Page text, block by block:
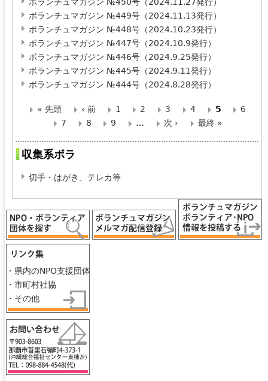
ボランチュマガジン №449号（2024.11.13発行）
ボランチュマガジン №448号（2024.10.23発行）
ボランチュマガジン №447号（2024.10.9発行）
ボランチュマガジン №446号（2024.9.25発行）
ボランチュマガジン №445号（2024.9.11発行）
ボランチュマガジン №444号（2024.8.28発行）
ー
« 先頭 ‹ 前 1 2 3 4 5
6
7
8 9 … 次 › 最終 »
収集系ボラ
切手・はがき、テレカ等
・県内のNPO支援団体
・市町村社協
・その他